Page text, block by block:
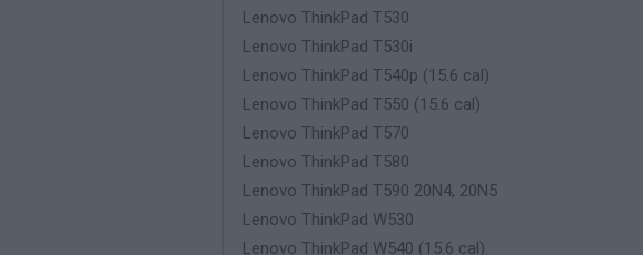
Lenovo ThinkPad T530
Lenovo ThinkPad T530i
Lenovo ThinkPad T540p (15.6 cal)
Lenovo ThinkPad T550 (15.6 cal)
Lenovo ThinkPad T570
Lenovo ThinkPad T580
Lenovo ThinkPad T590 20N4, 20N5
Lenovo ThinkPad W530
Lenovo ThinkPad W540 (15.6 cal)